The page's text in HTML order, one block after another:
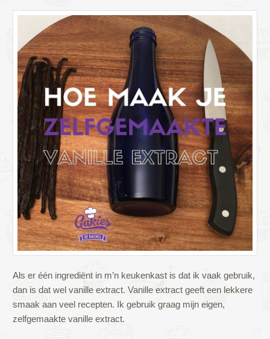
Als er één ingrediënt in m’n keukenkast is dat ik vaak gebruik,
dan is dat wel vanille extract. Vanille extract geeft een lekkere
smaak aan veel recepten. Ik gebruik graag mijn eigen,
zelfgemaakte vanille extract.